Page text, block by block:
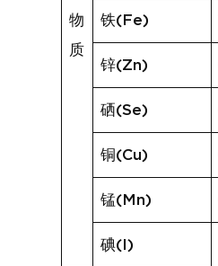
物
质
铁(Fe)
锌(Zn)
硒(Se)
铜(Cu)
锰(Mn)
碘(I)